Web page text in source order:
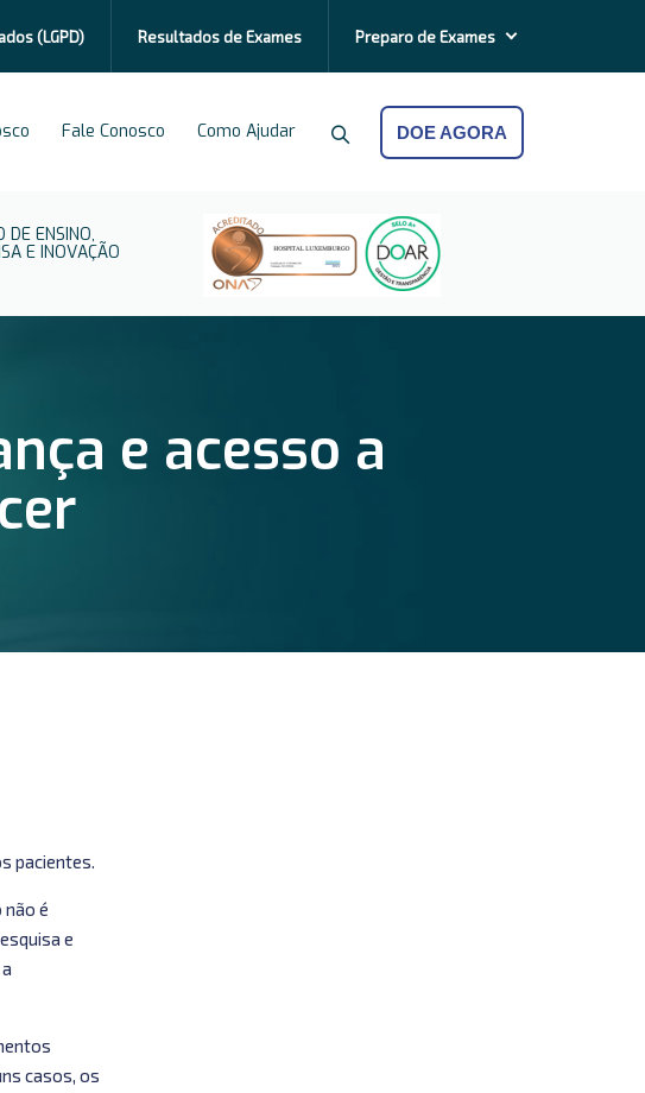
(LGPD) Resultados deExames Preparo deExames
DOE AGORA
Fale Conosco Como Ajudar
DE ENSINO,
E INOVAÇÃO
e acesso a
pacientes.
é
e
casos, os